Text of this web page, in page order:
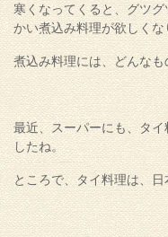
寒くなってくると、グツ
かい煮込み料理が欲しくな
煮込み料理には、どんな
最近、スーパーにも、タ
したね。
ところで、タイ料理は、